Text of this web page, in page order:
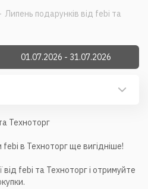
Липень подарунків від febi та
01.07.2026 - 31.07.2026
Техноторг
febi в Техноторг ще вигідніше!
від febi та Техноторг і отримуйте